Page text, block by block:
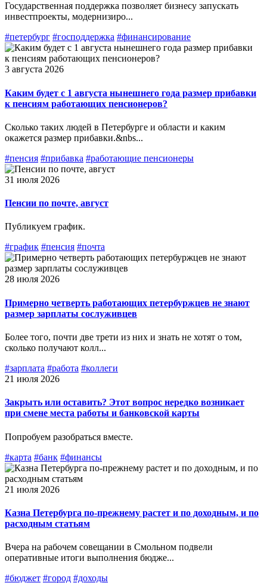
Государственная поддержка позволяет бизнесу запускать
инвестпроекты, модернизиро...
#петербург #господдержка #финансирование
3 августа 2026
Каким будет с 1 августа нынешнего года размер прибавки
к пенсиям работающих пенсионеров?
Сколько таких людей в Петербурге и области и каким
окажется размер прибавки.&nbs...
#пенсия #прибавка #работающие пенсионеры
31 июля 2026
Пенсии по почте, август
Публикуем график.
#график #пенсия #почта
28 июля 2026
Примерно четверть работающих петербуржцев не знают
размер зарплаты сослуживцев
Более того, почти две трети из них и знать не хотят о том,
сколько получают колл...
#зарплата #работа #коллеги
21 июля 2026
Закрыть или оставить? Этот вопрос нередко возникает
при смене места работы и банковской карты
Попробуем разобраться вместе.
#карта #банк #финансы
21 июля 2026
Казна Петербурга по‑прежнему растет и по доходным, и по
расходным статьям
Вчера на рабочем совещании в Смольном подвели
оперативные итоги выполнения бюдже...
#бюджет #город #доходы